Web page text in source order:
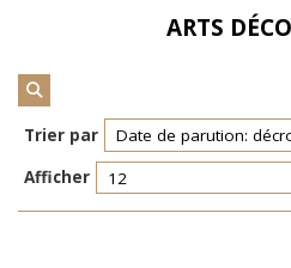
Réinitialiser les filtres
ARTS
Trier par
Afficher